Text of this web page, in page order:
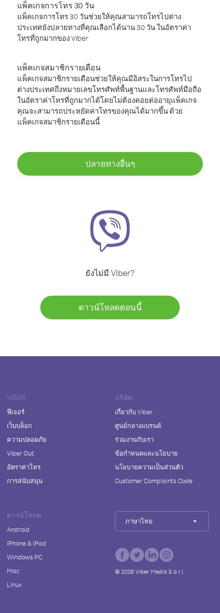
แพ็คเกจการโทร 30 วัน
แพ็คเกจการโทร 30 วันช่วยให้คุณสามารถโทรไปต่าง
ประเทศยังปลายทางที่คุณเลือกได้นาน 30 วัน ในอัตราค่า
โทรที่ถูกมากของ Viber
แพ็คเกจสมาชิกรายเดือน
แพ็คเกจสมาชิกรายเดือนช่วยให้คุณมีอิสระในการโทรไป
ต่างประเทศถึงหมายเลขโทรศัพท์พื้นฐานและโทรศัพท์มือถือ
ในอัตราค่าโทรที่ถูกมากได้โดยไม่ต้องคอยต่ออายุแพ็คเกจ
คุณจะสามารถประหยัดค่าโทรของคุณได้มากขึ้น ด้วย
แพ็คเกจสมาชิกรายเดือนนี้
ปลายทางอื่นๆ
ยังไม่มี Viber?
ดาวน์โหลดตอนนี้
VIBER
ฟีเจอร์
เว็บบล็อก
ความปลอดภัย
Viber Out
อัตราค่าโทร
การสนับสนุน
บริษัท
เกี่ยวกับ Viber
ศูนย์กลางแบรนด์
ร่วมงานกับเรา
ข้อกำหนดและนโยบาย
นโยบายความเป็นส่วนตัว
Customer Complaints Code
ดาวน์โหลด
Android
iPhone & iPad
Windows PC
Mac
Linux
ภาษาไทย
© 2026Viber Media S.à r.l.